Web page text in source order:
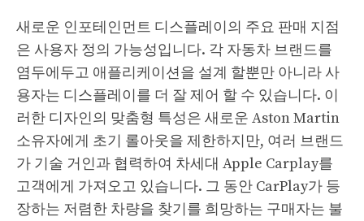
새로운 인포테인먼트 디스플레이의 주요 판매 지점
은 사용자 정의 가능성입니다. 각 자동차 브랜드를
염두에두고 애플리케이션을 설계 할뿐만 아니라 사
용자는 디스플레이를 더 잘 제어 할 수 있습니다. 이
러한 디자인의 맞춤형 특성은 새로운 Aston Martin
소유자에게 초기 롤아웃을 제한하지만, 여러 브랜드
가 기술 거인과 협력하여 차세대 Apple Carplay를
고객에게 가져오고 있습니다. 그 동안 CarPlay가 등
장하는 저렴한 차량을 찾기를 희망하는 구매자는 불